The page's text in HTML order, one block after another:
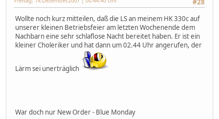
Wollte noch kurz mitteilen, daß die LS an meinem HK 330c auf
unserer kleinen Betriebsfeier am letzten Wochenende dem
Nachbarn eine sehr schlaflose Nacht bereitet haben. Er ist ein
kleiner Choleriker und hat dann um 02.44 Uhr angerufen, der
Lärm sei unerträglich
War doch nur New Order - Blue Monday